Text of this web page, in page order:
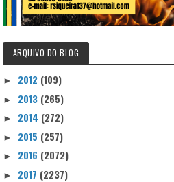
ARQUIVO DO BLOG
► 2012 (109)
► 2013 (265)
► 2014 (272)
► 2015 (257)
► 2016 (2072)
► 2017 (2237)